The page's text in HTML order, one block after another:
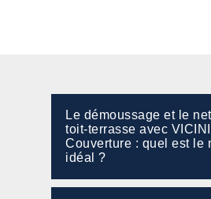
Le démoussage et le
toit-terrasse avec VICINI
Couverture : quel est le
idéal ?